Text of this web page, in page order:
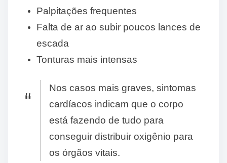
Palpitações frequentes
Falta de ar ao subir poucos lances de
escada
Tonturas mais intensas
Nos casos mais graves, sintomas
cardíacos indicam que o corpo
está fazendo de tudo para
conseguir distribuir oxigênio para
os órgãos vitais.